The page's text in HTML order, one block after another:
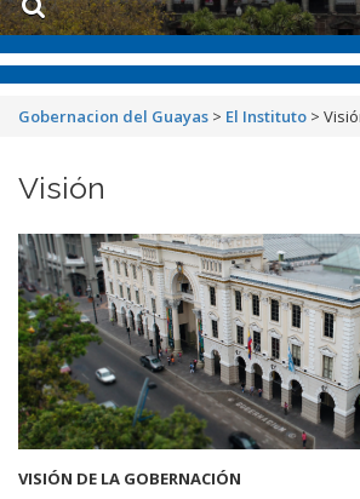
Gobernacion del Guayas > El Instituto >
Visión
VISIÓN DE LA GOBERNACIÓN